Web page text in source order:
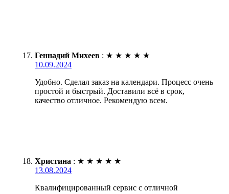
Геннадий Михеев : ★ ★ ★ ★ ★
10.09.2024
Удобно. Сделал заказ на календари. Процесс очень
простой и быстрый. Доставили всё в срок,
качество отличное. Рекомендую всем.
Христина : ★ ★ ★ ★ ★
13.08.2024
Квалифицированный сервис с отличной